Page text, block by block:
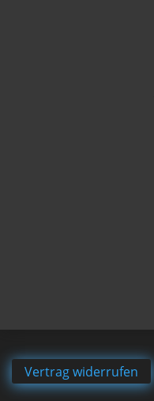
Vertrag widerrufen